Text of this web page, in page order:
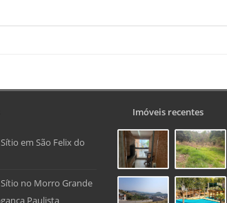
em São Felix do
no Morro Grande
Imóveis recentes